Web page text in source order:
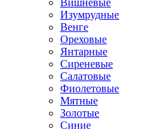
Вишневые
Изумрудные
Венге
Ореховые
Янтарные
Сиреневые
Салатовые
Фиолетовые
Мятные
Золотые
Синие